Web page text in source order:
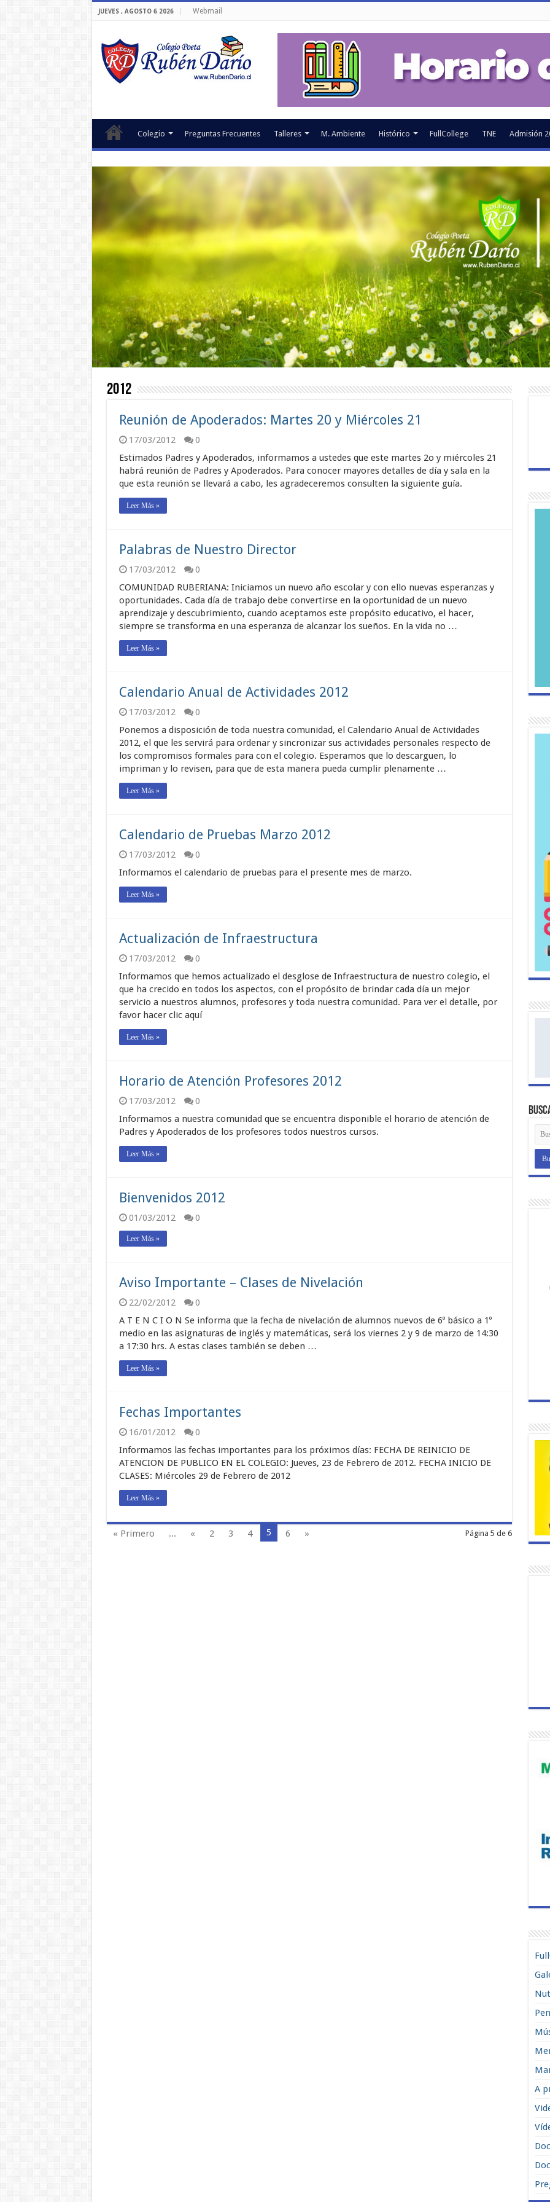
JUEVES , AGOSTO 6 2026 Webmail
Colegio Preguntas Frecuentes Talleres M. Ambiente Histórico FullCollege TNE Admisión
2012
Reunión de Apoderados: Martes 20 y Miércoles 21
17/03/2012
0
Estimados Padres y Apoderados, informamos a ustedes que este martes 2o y miércoles 21
habrá reunión de Padres y Apoderados. Para conocer mayores detalles de día y sala en la
que esta reunión se llevará a cabo, les agradeceremos consulten la siguiente guía.
Leer Más »
Palabras de Nuestro Director
17/03/2012
0
COMUNIDAD RUBERIANA: Iniciamos un nuevo año escolar y con ello nuevas esperanzas y
oportunidades. Cada día de trabajo debe convertirse en la oportunidad de un nuevo
aprendizaje y descubrimiento, cuando aceptamos este propósito educativo, el hacer,
siempre se transforma en una esperanza de alcanzar los sueños. En la vida no …
Leer Más »
Calendario Anual de Actividades 2012
17/03/2012
0
Ponemos a disposición de toda nuestra comunidad, el Calendario Anual de Actividades
2012, el que les servirá para ordenar y sincronizar sus actividades personales respecto de
los compromisos formales para con el colegio. Esperamos que lo descarguen, lo
impriman y lo revisen, para que de esta manera pueda cumplir plenamente …
Leer Más »
Calendario de Pruebas Marzo 2012
17/03/2012
0
Informamos el calendario de pruebas para el presente mes de marzo.
Leer Más »
Actualización de Infraestructura
17/03/2012
0
Informamos que hemos actualizado el desglose de Infraestructura de nuestro colegio, el
que ha crecido en todos los aspectos, con el propósito de brindar cada día un mejor
servicio a nuestros alumnos, profesores y toda nuestra comunidad. Para ver el detalle, por
favor hacer clic aquí
Leer Más »
Horario de Atención Profesores 2012
17/03/2012
0
Informamos a nuestra comunidad que se encuentra disponible el horario de atención de
Padres y Apoderados de los profesores todos nuestros cursos.
Leer Más »
Bienvenidos 2012
01/03/2012 0
Leer Más »
Aviso Importante – Clases de Nivelación
22/02/2012
0
A T E N C I O N Se informa que la fecha de nivelación de alumnos nuevos de 6º básico a 1º
medio en las asignaturas de inglés y matemáticas, será los viernes 2 y 9 de marzo de 14:30
a 17:30 hrs. A estas clases también se deben …
Leer Más »
Fechas Importantes
16/01/2012
0
Informamos las fechas importantes para los próximos días: FECHA DE REINICIO DE
ATENCION DE PUBLICO EN EL COLEGIO: Jueves, 23 de Febrero de 2012. FECHA INICIO DE
CLASES: Miércoles 29 de Febrero de 2012
Leer Más »
Página 5 de 6
« Primero ... « 2 3 4 5 6 »
A